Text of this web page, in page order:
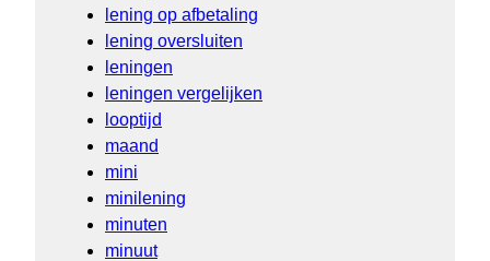
lening op afbetaling
lening oversluiten
leningen
leningen vergelijken
looptijd
maand
mini
minilening
minuten
minuut